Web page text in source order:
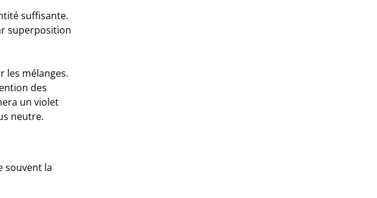
suffisante.
superposition
les mélanges.
des
un violet
neutre.
souvent la